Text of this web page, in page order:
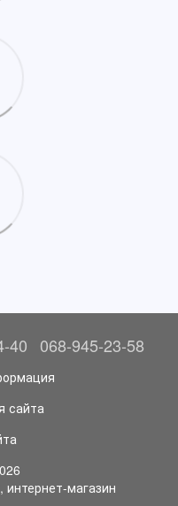
40 068-945-23-58
сайта
магазин